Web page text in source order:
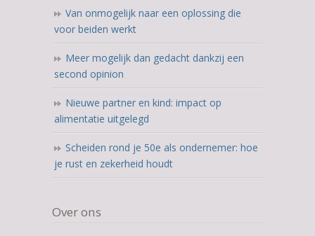
Van onmogelijk naar een oplossing die
voor beiden werkt
Meer mogelijk dan gedacht dankzij een
second opinion
Nieuwe partner en kind: impact op
alimentatie uitgelegd
Scheiden rond je 50e als ondernemer: hoe
je rust en zekerheid houdt
Over ons